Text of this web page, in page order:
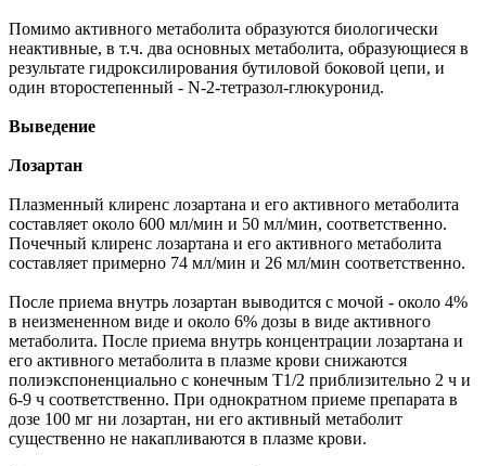
Помимо активного метаболита образуются биологически
неактивные, в т.ч. два основных метаболита, образующиеся в
результате гидроксилирования бутиловой боковой цепи, и
один второстепенный - N-2-тетразол-глюкуронид.
Выведение
Лозартан
Плазменный клиренс лозартана и его активного метаболита
составляет около 600 мл/мин и 50 мл/мин, соответственно.
Почечный клиренс лозартана и его активного метаболита
составляет примерно 74 мл/мин и 26 мл/мин соответственно.
После приема внутрь лозартан выводится с мочой - около 4%
в неизмененном виде и около 6% дозы в виде активного
метаболита. После приема внутрь концентрации лозартана и
его активного метаболита в плазме крови снижаются
полиэкспоненциально с конечным T1/2 приблизительно 2 ч и
6-9 ч соответственно. При однократном приеме препарата в
дозе 100 мг ни лозартан, ни его активный метаболит
существенно не накапливаются в плазме крови.